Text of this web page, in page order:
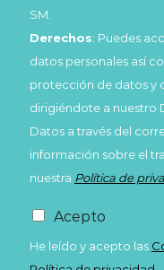
SM.
Derechos: Puedes
datos personales así
protección de datos y
dirigiéndote a nuestro
Datos a través del
información sobre el
nuestra Política de
Acepto
He leído y acepto las